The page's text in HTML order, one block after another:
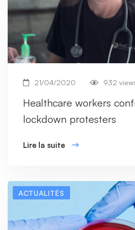
21/04/2020 932
Healthcare workers
lockdown protesters
Lire la suite
ACTUALITÉS